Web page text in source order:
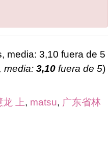
media: 3,10 fuera de 5)
龙 上, matsu, 广东省林